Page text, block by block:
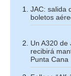
JAC: salida
boletos
Un A320 de
recibirá
Punta Cana